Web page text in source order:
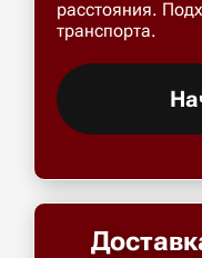
расстояния.
транспорта.